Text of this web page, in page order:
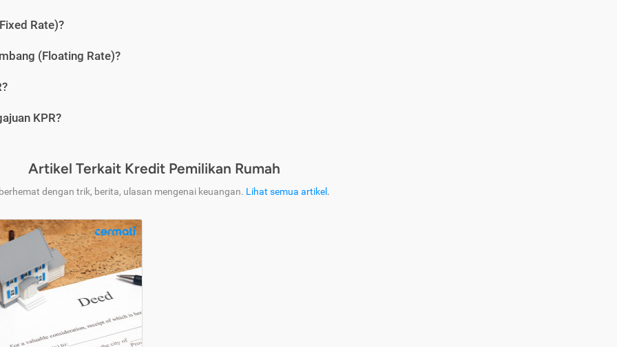
Rate)?
(Floating Rate)?
KPR?
Artikel Terkait Kredit Pemilikan Rumah
dengan trik, berita, ulasan mengenai keuangan. Lihat semua artikel .